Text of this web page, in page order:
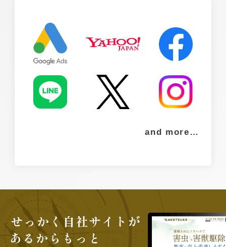
and more…
せっかく自社サイトが
あるからもっと